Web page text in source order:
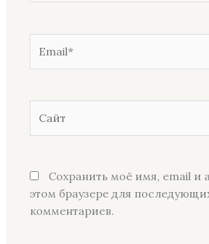
Сохранить моё имя, email и
этом браузере для
комментариев.